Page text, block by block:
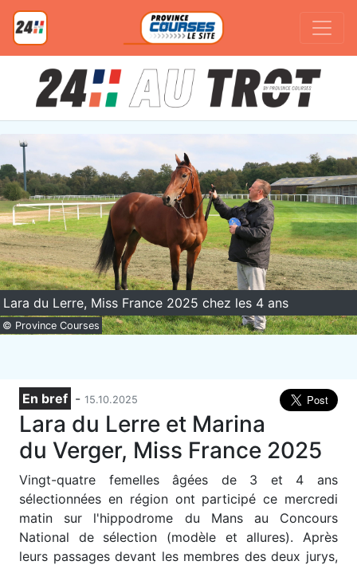
© Province Courses
Lara du Lerre, Miss France 2025 chez les 4 ans
En bref - 15.10.2025
Lara du Lerre et Marina
du Verger, Miss France 2025
Vingt-quatre femelles âgées de 3 et 4 ans
sélectionnées en région ont participé ce mercredi
matin sur l'hippodrome du Mans au Concours
National de sélection (modèle et allures). Après
leurs passages devant les membres des deux jurys,